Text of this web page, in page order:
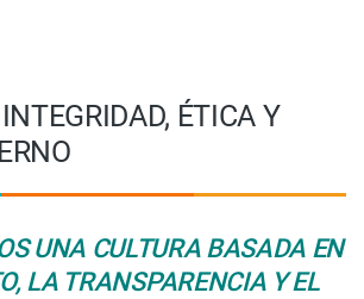
ÉTICA Y
UNA CULTURA BASADA EN
LA TRANSPARENCIA Y EL